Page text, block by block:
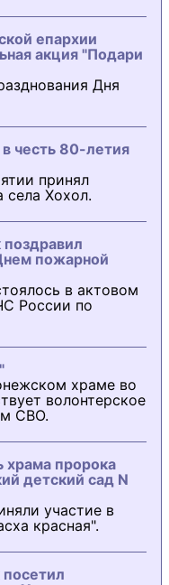
епархии
акция "Подари
Дня
честь 80-летия
принял
села Хохол.
пожарной
в актовом
России по
храме во
волонтерское
СВО.
храма пророка
детский сад N
участие в
красная".